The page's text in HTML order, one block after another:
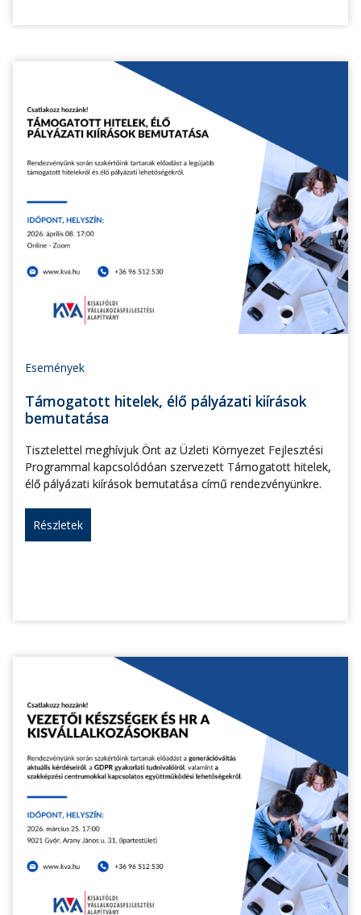
Események
Támogatott hitelek, élő pályázati kiírások
bemutatása
Tisztelettel meghívjuk Önt az Üzleti Környezet Fejlesztési
Programmal kapcsolódóan szervezett Támogatott hitelek,
élő pályázati kiírások bemutatása című rendezvényünkre.
Részletek